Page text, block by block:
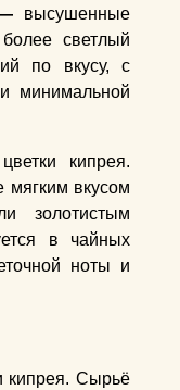
высушенные
светлый
по вкусу, с
минимальной
кипрея.
вкусом
золотистым
в чайных
ноты и
кипрея. Сырьё